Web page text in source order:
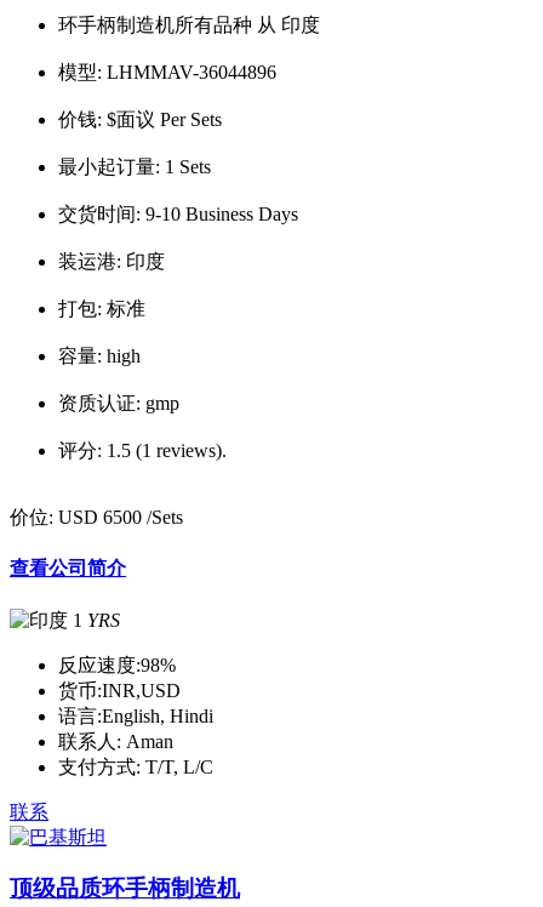
环手柄制造机所有品种 从 印度
模型: LHMMAV-36044896
价钱: $面议 Per Sets
最小起订量: 1 Sets
交货时间: 9-10 Business Days
装运港: 印度
打包: 标准
容量: high
资质认证: gmp
评分: 1.5 (1 reviews).
价位: USD 6500 /Sets
查看公司简介
1 YRS
反应速度:98%
货币:INR,USD
语言:English, Hindi
联系人: Aman
支付方式: T/T, L/C
联系
顶级品质环手柄制造机